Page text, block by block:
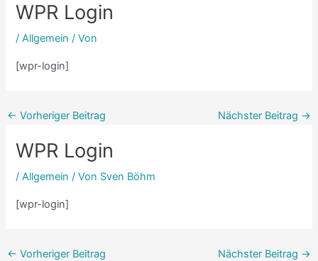
WPR Login
/Allgemein / Von
[wpr-login]
← Vorheriger Beitrag Nächster Beitrag →
WPR Login
/Allgemein / Von Sven Böhm
[wpr-login]
← Vorheriger Beitrag Nächster Beitrag →